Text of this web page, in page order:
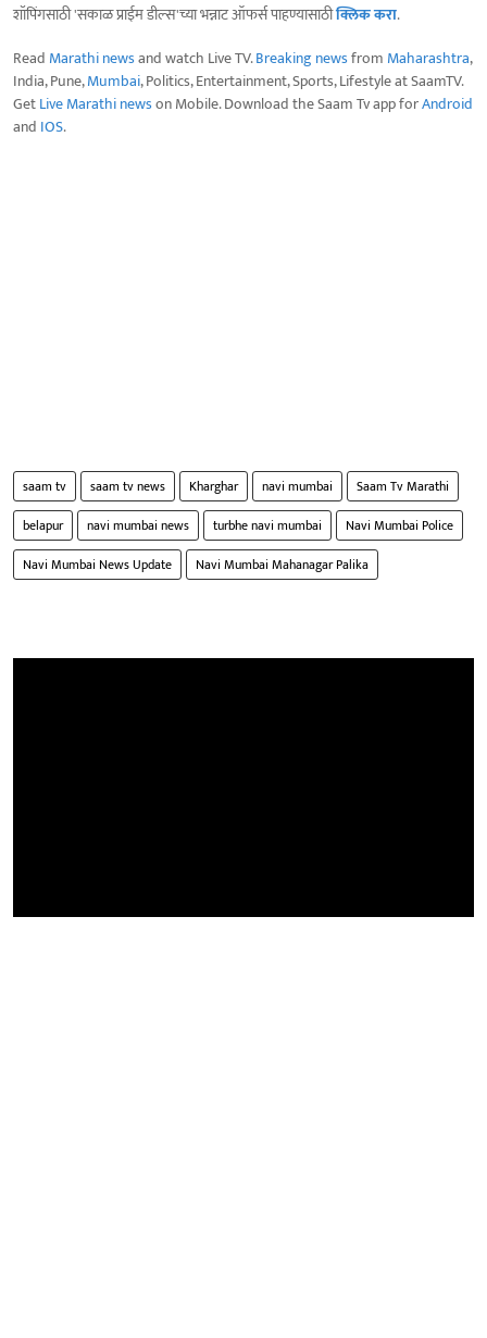
शॉपिंगसाठी 'सकाळ प्राईम डील्स'च्या भन्नाट ऑफर्स पाहण्यासाठीक्लिक करा.
Read Marathi newsand watch Live TV.Breaking newsfrom Maharashtra,
India, Pune,Mumbai, Politics, Entertainment, Sports, Lifestyle at SaamTV.
GetLive Marathi newson Mobile. Download the Saam Tv app forAndroid
and IOS.
saam tv saam tv news Kharghar navi mumbai
Saam Tv Marathi
belapur
navi mumbai news turbhe navi mumbai
Navi Mumbai Police
Navi Mumbai News Update
Navi Mumbai Mahanagar Palika